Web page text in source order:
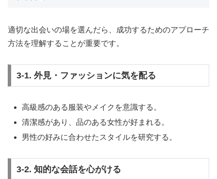
適切な出会いの場を選んだら、成功するためのアプローチ
方法を理解することが重要です。
3-1. 外見・ファッションに気を配る
高級感のある服装やメイクを意識する。
清潔感があり、品のある女性が好まれる。
男性の好みに合わせたスタイルを研究する。
3-2. 知的な会話を心がける